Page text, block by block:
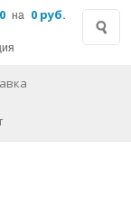
0 на 0 руб.